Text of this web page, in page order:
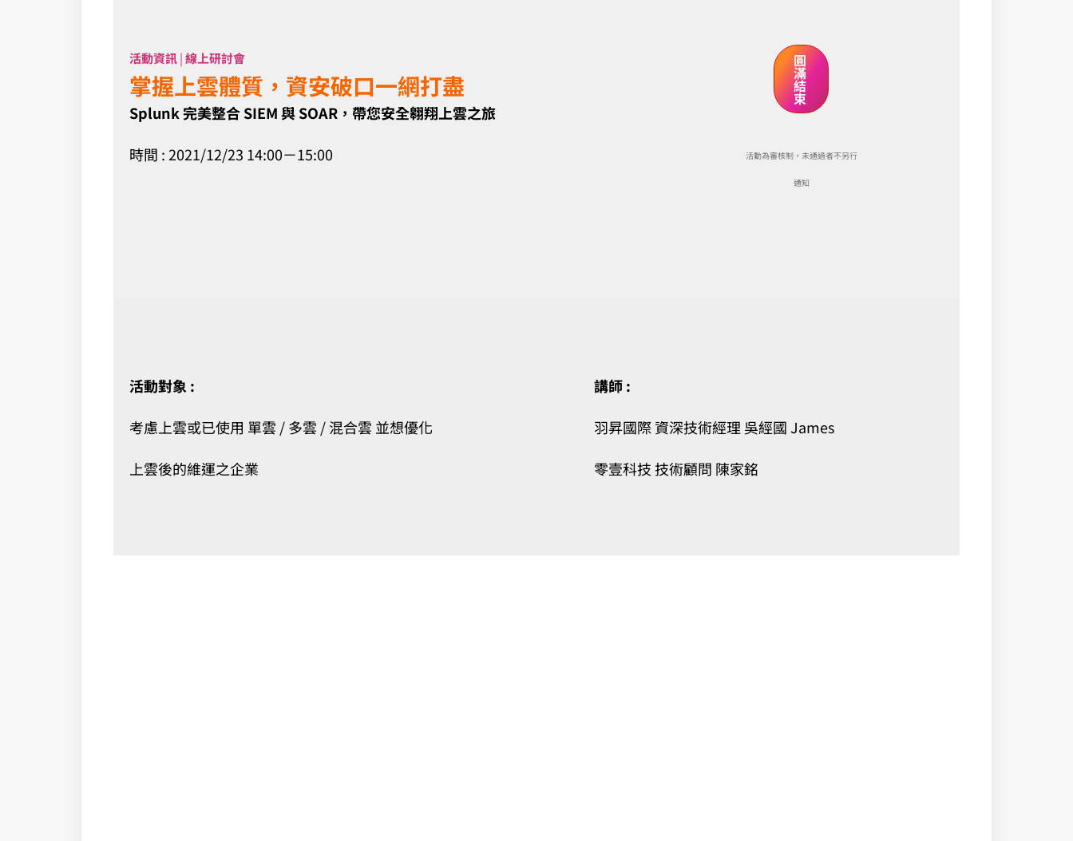
活動資訊|線上研討會
掌握上雲體質，資安破口一網打盡
Splunk 完美整合 SIEM 與 SOAR，帶您安全翱翔上雲之旅
時間 : 2021/12/23 14:00－15:00
圓
滿
結
束
活動為審核制，未通過者不另行
通知
活動對象 :
考慮上雲或已使用 單雲 / 多雲 / 混合雲 並想優化
上雲後的維運之企業
講師 :
羽昇國際 資深技術經理 吳經國 James
零壹科技 技術顧問 陳家銘